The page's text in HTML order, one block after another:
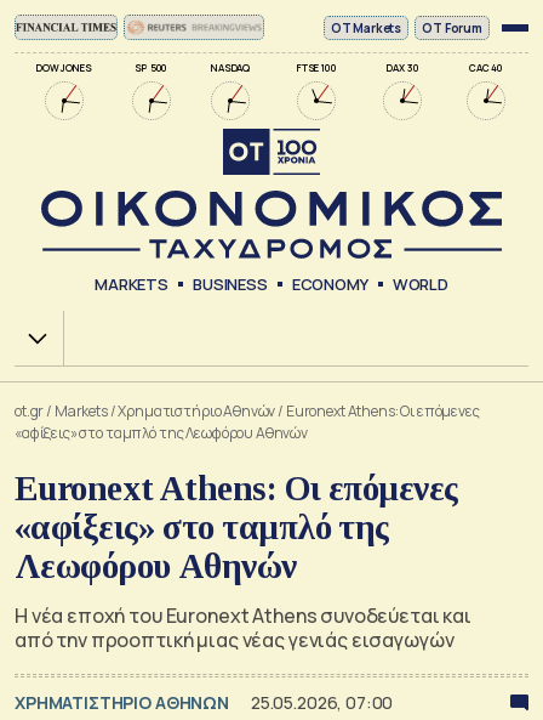
DOW JONES SP 500 NASDAQ FTSE 100 DAX 30 CAC 40
ΟΤ Markets OT Forum
MARKETS BUSINESS ECONOMY WORLD
Χ.Α.
ot.gr/ Markets/Xρηματιστήριο Αθηνών/ Euronext Athens: Οι επόμενες
«αφίξεις» στο ταμπλό της Λεωφόρου Αθηνών
Euronext Athens: Οι επόμενες
«αφίξεις» στο ταμπλό της
Λεωφόρου Αθηνών
Η νέα εποχή του Euronext Athens συνοδεύεται και
από την προοπτική μιας νέας γενιάς εισαγωγών
XΡΗΜΑΤΙΣΤΗΡΙΟ ΑΘΗΝΩΝ 25.05.2026, 07:00